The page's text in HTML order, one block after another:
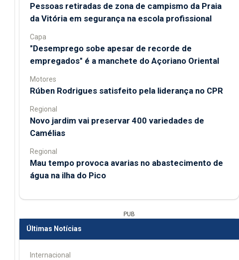
Pessoas retiradas de zona de campismo da Praia
da Vitória em segurança na escola profissional
Capa
"Desemprego sobe apesar de recorde de
empregados" é a manchete do Açoriano Oriental
Motores
Rúben Rodrigues satisfeito pela liderança no CPR
Regional
Novo jardim vai preservar 400 variedades de
Camélias
Regional
Mau tempo provoca avarias no abastecimento de
água na ilha do Pico
PUB
Últimas Notícias
Internacional